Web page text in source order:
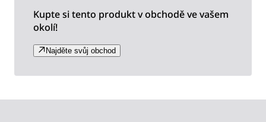
Kupte si tento produkt v obchodě ve vašem
okolí!
Najděte svůj obchod